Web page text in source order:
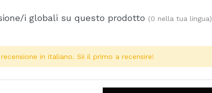
i globali su questo prodotto (0 nella tua lingua)
in italiano. Sii il primo a recensire!